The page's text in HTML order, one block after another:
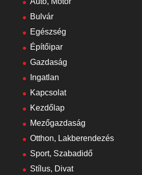
Bulvár
Egészség
Építőipar
Gazdaság
Ingatlan
Kapcsolat
Kezdőlap
Mezőgazdaság
Otthon, Lakberendezés
Sport, Szabadidő
Stílus, Divat